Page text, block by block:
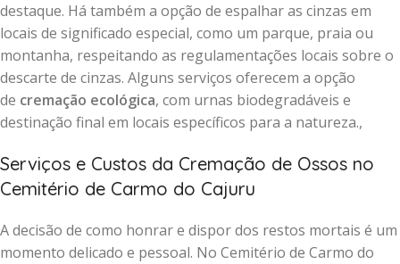
destaque. Há também a opção de espalhar as cinzas em
locais de significado especial, como um parque, praia ou
montanha, respeitando as regulamentações locais sobre o
descarte de cinzas. Alguns serviços oferecem a opção
de cremação ecológica, com urnas biodegradáveis e
destinação final em locais específicos para a natureza.,
Serviços e Custos da Cremação de Ossos no
Cemitério de Carmo do Cajuru
A decisão de como honrar e dispor dos restos mortais é um
momento delicado e pessoal. No Cemitério de Carmo do